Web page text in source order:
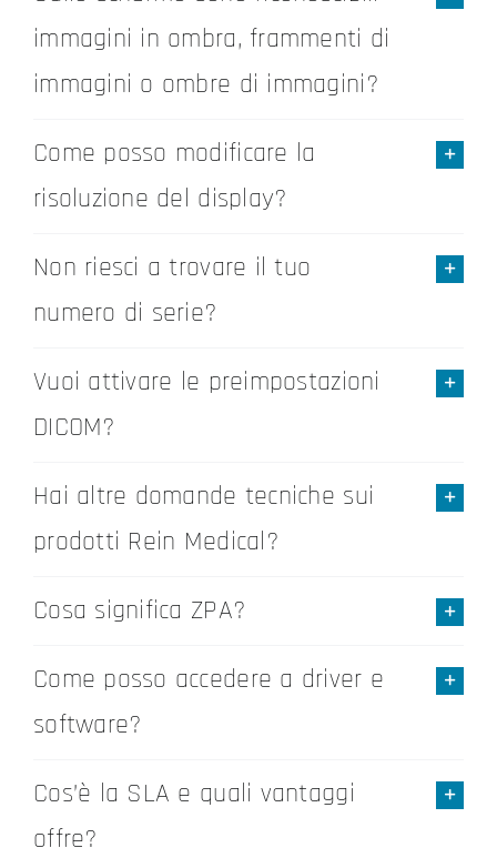
immagini in ombra, frammenti di
immagini o ombre di immagini?
Come posso modificare la
risoluzione del display?
Non riesci a trovare il tuo
numero di serie?
Vuoi attivare le preimpostazioni
DICOM?
Hai altre domande tecniche sui
prodotti Rein Medical?
Cosa significa ZPA?
Come posso accedere a driver e
software?
Cos’è la SLA e quali vantaggi
offre?